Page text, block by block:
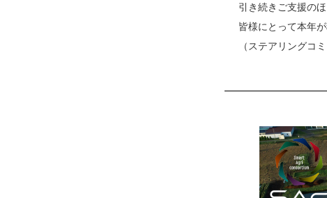
引き続きご支援の
皆様にとって本年
（ステアリングコ